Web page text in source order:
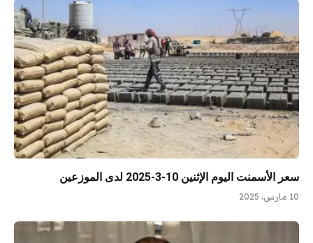
سعر الأسمنت اليوم الإثنين 10-3-2025 لدى الموزعين
10 مارس، 2025